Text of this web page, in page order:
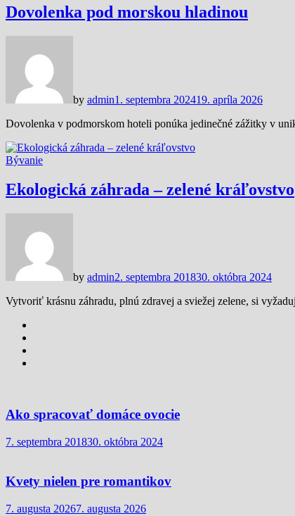
Dovolenka pod morskou hladinou
by admin1. septembra 202419. apríla 2026
Dovolenka v podmorskom hoteli ponúka jedinečné zážitky v
Bývanie
Ekologická záhrada – zelené kráľovstvo
by admin2. septembra 201830. októbra 2024
Vytvoriť krásnu záhradu, plnú zdravej a sviežej zelene, si
Ako spracovať domáce ovocie
7. septembra 201830. októbra 2024
Kvety nielen pre romantikov
7. augusta 20267. augusta 2026